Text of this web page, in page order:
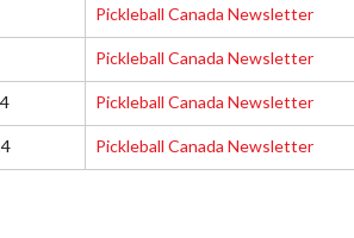
Pickleball Canada Newsletter
Pickleball Canada Newsletter
Pickleball Canada Newsletter
Pickleball Canada Newsletter